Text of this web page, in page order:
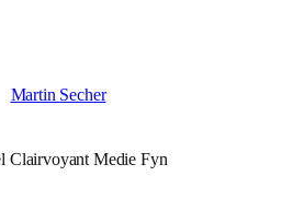
Martin Secher
Clairvoyant Medie Fyn